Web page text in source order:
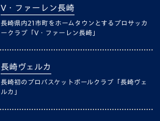
V・ファーレン長崎
長崎県内21市町をホームタウンとするプロサッカ
ークラブ「V・ファーレン長崎」
長崎ヴェルカ
長崎初のプロバスケットボールクラブ「長崎ヴェ
ルカ」